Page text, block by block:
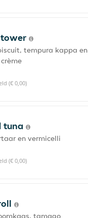
tempura kappa en
(€ 0,00)
tuna
en vermicelli
(€ 0,00)
tamago